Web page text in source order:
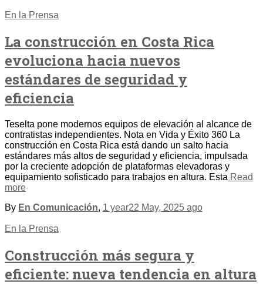
En la Prensa
La construcción en Costa Rica
evoluciona hacia nuevos
estándares de seguridad y
eficiencia
Teselta pone modernos equipos de elevación al alcance de
contratistas independientes. Nota en Vida y Éxito 360 La
construcción en Costa Rica está dando un salto hacia
estándares más altos de seguridad y eficiencia, impulsada
por la creciente adopción de plataformas elevadoras y
equipamiento sofisticado para trabajos en altura. Esta Read
more
By En Comunicación, 1 year22 May, 2025 ago
En la Prensa
Construcción más segura y
eficiente: nueva tendencia en altura